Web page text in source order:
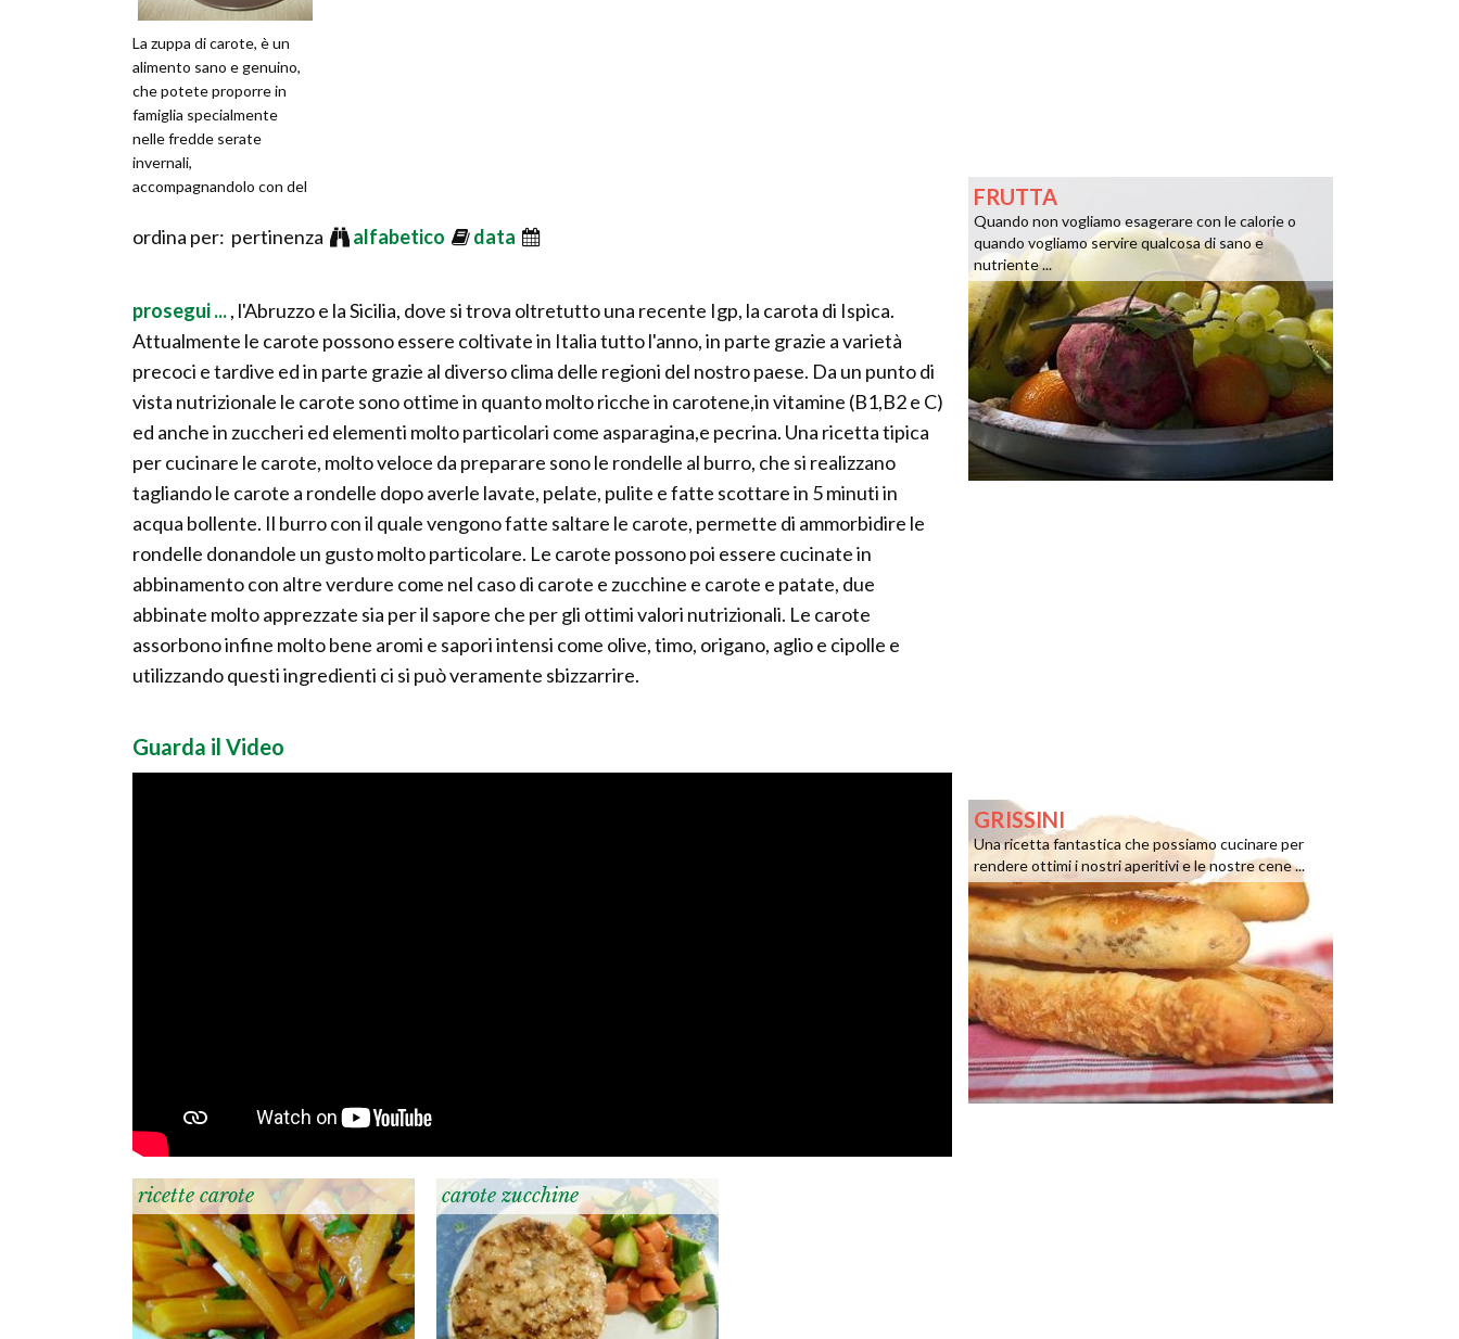
La zuppa di carote, è un
alimento sano e genuino,
che potete proporre in
famiglia specialmente
nelle fredde serate
invernali,
accompagnandolo con del
ordina per: pertinenza alfabetico data
prosegui ..., l'Abruzzo e la Sicilia, dove si trova oltretutto una recente Igp, la carota di Ispica.
Attualmente le carote possono essere coltivate in Italia tutto l'anno, in parte grazie a varietà
precoci e tardive ed in parte grazie al diverso clima delle regioni del nostro paese. Da un punto di
vista nutrizionale le carote sono ottime in quanto molto ricche in carotene,in vitamine (B1,B2 e C)
ed anche in zuccheri ed elementi molto particolari come asparagina,e pecrina. Una ricetta tipica
per cucinare le carote, molto veloce da preparare sono le rondelle al burro, che si realizzano
tagliando le carote a rondelle dopo averle lavate, pelate, pulite e fatte scottare in 5 minuti in
acqua bollente. Il burro con il quale vengono fatte saltare le carote, permette di ammorbidire le
rondelle donandole un gusto molto particolare. Le carote possono poi essere cucinate in
abbinamento con altre verdure come nel caso di carote e zucchine e carote e patate, due
abbinate molto apprezzate sia per il sapore che per gli ottimi valori nutrizionali. Le carote
assorbono infine molto bene aromi e sapori intensi come olive, timo, origano, aglio e cipolle e
utilizzando questi ingredienti ci si può veramente sbizzarrire.
Guarda il Video
ricette carote carote zucchine
FRUTTA
Quando non vogliamo esagerare con le calorie o
quando vogliamo servire qualcosa di sano e
nutriente ...
GRISSINI
Una ricetta fantastica che possiamo cucinare per
rendere ottimi i nostri aperitivi e le nostre cene ...